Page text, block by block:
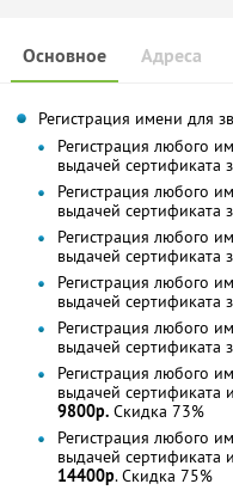
Основное Адреса
Регистрация имени для
Регистрация любого
выдачей сертификата
Регистрация любого
выдачей сертификата
Регистрация любого
выдачей сертификата
Регистрация любого
выдачей сертификата
Регистрация любого
выдачей сертификата
Регистрация любого
выдачей сертификата
9800р. Скидка 73%
Регистрация любого
выдачей сертификата
14400р. Скидка 75%